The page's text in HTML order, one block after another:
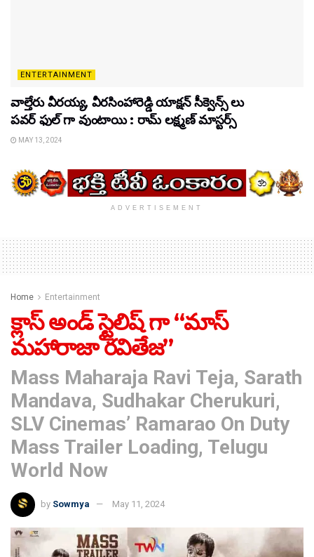
ENTERTAINMENT
వాల్తేరు వీరయ్య, వీరసింహారెడ్డి యాక్షన్ సీక్వెన్స్ లు
పవర్ ఫుల్ గా వుంటాయి : రామ్ లక్ష్మణ్ మాస్టర్స్
MAY 13, 2024
ADVERTISEMENT
Home Entertainment
క్లాస్ అండ్ స్టైలిష్ గా “మాస్
మహారాజా రవితేజ”
Mass Maharaja Ravi Teja, Sarath
Mandava, Sudhakar Cherukuri,
SLV Cinemas’ Ramarao On Duty
Mass Trailer Loading, Telugu
World Now
by Sowmya May 11, 2024